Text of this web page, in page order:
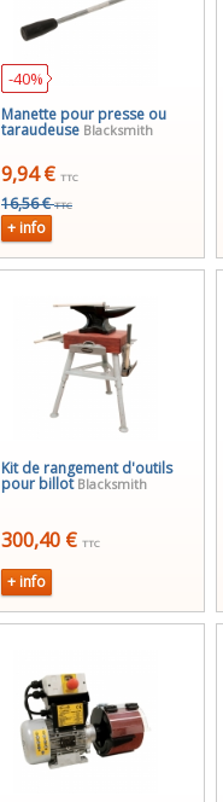
-40%
Manette pour presse ou
taraudeuse Blacksmith
9,94 € TTC
16,56 €TTC
+ info
Kit de rangement d'outils
pour billot Blacksmith
300,40 € TTC
+ info